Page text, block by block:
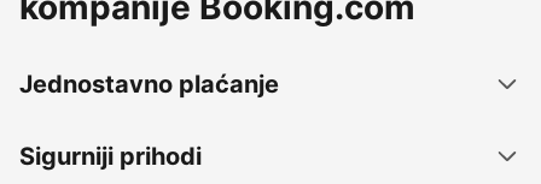
Jednostavno plaćanje
Sigurniji prihodi